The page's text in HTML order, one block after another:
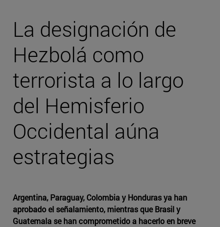
La designación de
Hezbolá como
terrorista a lo largo
del Hemisferio
Occidental aúna
estrategias
Argentina, Paraguay, Colombia y Honduras ya han
aprobado el señalamiento, mientras que Brasil y
Guatemala se han comprometido a hacerlo en breve